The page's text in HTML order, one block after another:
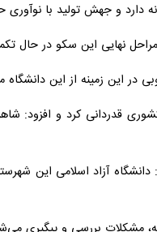
دارد و جهش تولید با
نهایی این سکو در حال
در این زمینه از این
زیست